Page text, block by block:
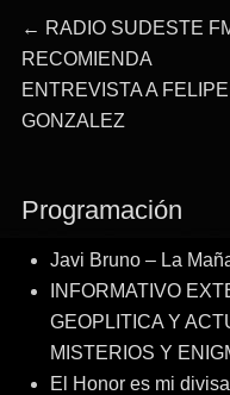
Navegación
de
entradas
← Entrada
anterior:
RADIO SUDESTE
RECOMIENDA
ENTREVISTA A FELIPE
GONZALEZ
Programación
Javi Bruno – La
INFORMATIVO
GEOPLITICA Y
MISTERIOS Y
El Honor es mi